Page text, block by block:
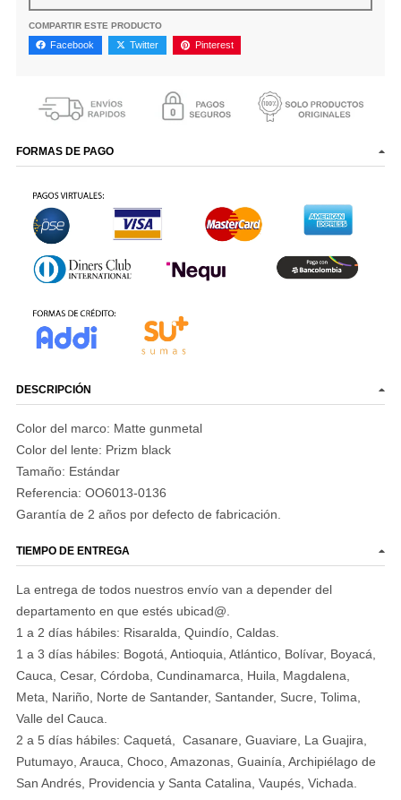
COMPARTIR ESTE PRODUCTO
Facebook Twitter Pinterest
FORMAS DE PAGO
DESCRIPCIÓN
Color del marco: Matte gunmetal
Color del lente: Prizm black
Tamaño: Estándar
Referencia: OO6013-0136
Garantía de 2 años por defecto de fabricación.
TIEMPO DE ENTREGA
La entrega de todos nuestros envío van a depender del
departamento en que estés ubicad@.
1 a 2 días hábiles: Risaralda, Quindío, Caldas.
1 a 3 días hábiles: Bogotá, Antioquia, Atlántico, Bolívar, Boyacá,
Cauca, Cesar, Córdoba, Cundinamarca, Huila, Magdalena,
Meta, Nariño, Norte de Santander, Santander, Sucre, Tolima,
Valle del Cauca.
2 a 5 días hábiles: Caquetá, Casanare, Guaviare, La Guajira,
Putumayo, Arauca, Choco, Amazonas, Guainía, Archipiélago de
San Andrés, Providencia y Santa Catalina, Vaupés, Vichada.